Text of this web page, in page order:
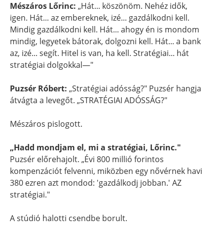
Mészáros Lőrinc: „Hát... köszönöm. Nehéz idők,
igen. Hát... az embereknek, izé... gazdálkodni kell.
Mindig gazdálkodni kell. Hát... ahogy én is mondom
mindig, legyetek bátorak, dolgozni kell. Hát... a bank
az, izé... segít. Hitel is van, ha kell. Stratégiai... hát
stratégiai dolgokkal—"
Puzsér Róbert: „Stratégiai adósság?" Puzsér hangja
átvágta a levegőt. „STRATÉGIAI ADÓSSÁG?"
Mészáros pislogott.
„Hadd mondjam el, mi a stratégiai, Lőrinc."
Puzsér előrehajolt. „Évi 800 millió forintos
kompenzációt felvenni, miközben egy nővérnek havi
380 ezren azt mondod: 'gazdálkodj jobban.' AZ
stratégiai."
A stúdió halotti csendbe borult.